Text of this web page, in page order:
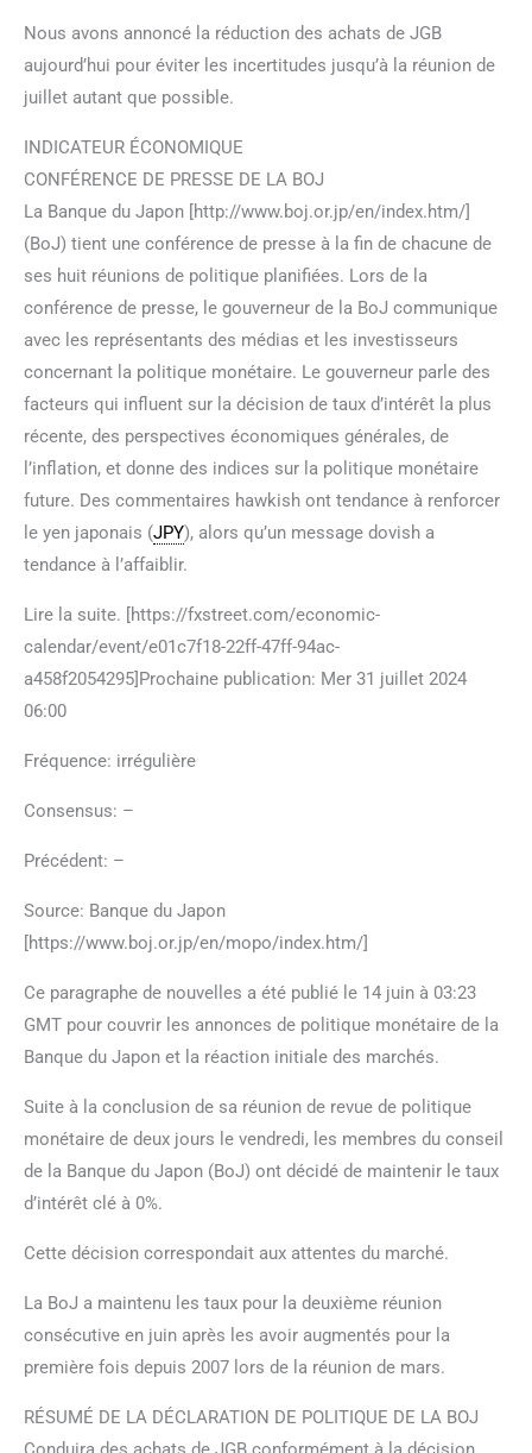
Nous avons annoncé la réduction des achats de JGB
aujourd’hui pour éviter les incertitudes jusqu’à la réunion de
juillet autant que possible.
INDICATEUR ÉCONOMIQUE
CONFÉRENCE DE PRESSE DE LA BOJ
La Banque du Japon [http://www.boj.or.jp/en/index.htm/]
(BoJ) tient une conférence de presse à la fin de chacune de
ses huit réunions de politique planifiées. Lors de la
conférence de presse, le gouverneur de la BoJ communique
avec les représentants des médias et les investisseurs
concernant la politique monétaire. Le gouverneur parle des
facteurs qui influent sur la décision de taux d’intérêt la plus
récente, des perspectives économiques générales, de
l’inflation, et donne des indices sur la politique monétaire
future. Des commentaires hawkish ont tendance à renforcer
le yen japonais (JPY), alors qu’un message dovish a
tendance à l’affaiblir.
Lire la suite. [https://fxstreet.com/economic-
calendar/event/e01c7f18-22ff-47ff-94ac-
a458f2054295]Prochaine publication: Mer 31 juillet 2024
06:00
Fréquence: irrégulière
Consensus: –
Précédent: –
Source: Banque du Japon
[https://www.boj.or.jp/en/mopo/index.htm/]
Ce paragraphe de nouvelles a été publié le 14 juin à 03:23
GMT pour couvrir les annonces de politique monétaire de la
Banque du Japon et la réaction initiale des marchés.
Suite à la conclusion de sa réunion de revue de politique
monétaire de deux jours le vendredi, les membres du conseil
de la Banque du Japon (BoJ) ont décidé de maintenir le taux
d’intérêt clé à 0%.
Cette décision correspondait aux attentes du marché.
La BoJ a maintenu les taux pour la deuxième réunion
consécutive en juin après les avoir augmentés pour la
première fois depuis 2007 lors de la réunion de mars.
RÉSUMÉ DE LA DÉCLARATION DE POLITIQUE DE LA BOJ